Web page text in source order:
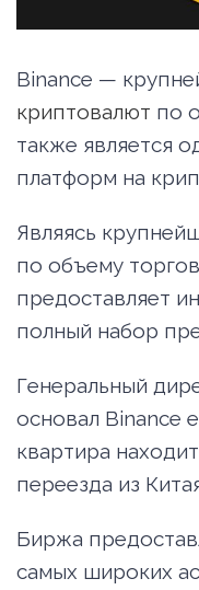
Binance —
криптовалют по
также является
платформ на
Являясь
по объему
предоставляет
полный набор
Генеральный
основал Binance
квартира
переезда из
Биржа
самых широких